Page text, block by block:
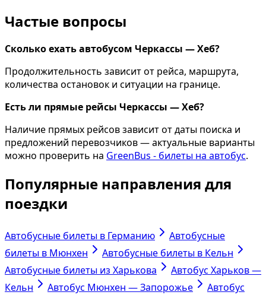
Частые вопросы
Сколько ехать автобусом Черкассы — Хеб?
Продолжительность зависит от рейса, маршрута,
количества остановок и ситуации на границе.
Есть ли прямые рейсы Черкассы — Хеб?
Наличие прямых рейсов зависит от даты поиска и
предложений перевозчиков — актуальные варианты
можно проверить на GreenBus - билеты на автобус.
Популярные направления для
поездки
Автобусные билеты в Германию
Автобусные
билеты в Мюнхен
Автобусные билеты в Кельн
Автобусные билеты из Харькова
Автобус Харьков —
Кельн
Автобус Мюнхен — Запорожье
Автобус